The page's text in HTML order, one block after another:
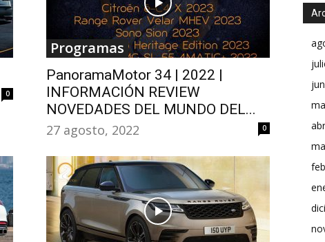
0
Programas
PanoramaMotor 34 | 2022 |
INFORMACIÓN REVIEW
NOVEDADES DEL MUNDO DEL...
27 agosto, 2022
0